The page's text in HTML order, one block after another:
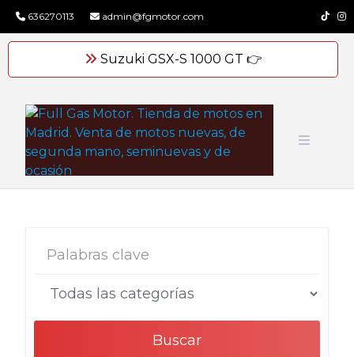
636270113 admin@fgmotor.com
Suzuki GSX-S 1000 GT 👉
Skip
content
Buscar